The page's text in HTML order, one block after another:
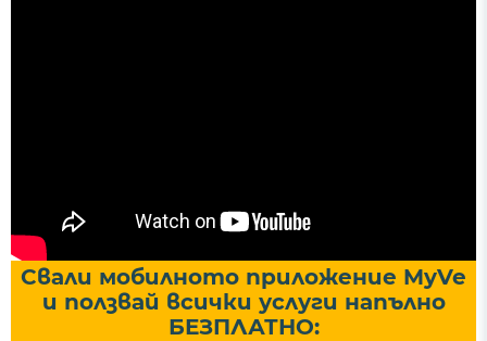
Свали мобилното приложение MyVe
и ползвай всички услуги напълно
БЕЗПЛАТНО: